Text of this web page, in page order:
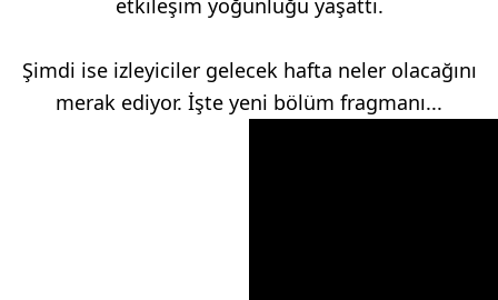
etkileşim yoğunluğu yaşattı.
Şimdi ise izleyiciler gelecek hafta neler olacağını
merak ediyor. İşte yeni bölüm fragmanı...